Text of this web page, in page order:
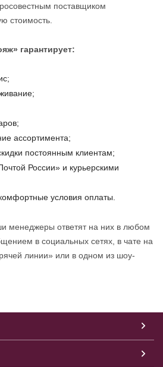
поставщиком
стоимость.
гарантирует:
ассортимента;
постоянным клиентам;
России» и курьерскими
условия оплаты.
менеджеры ответят на них в любом
в социальных сетях, в чате на
линии» или в одном из шоу-